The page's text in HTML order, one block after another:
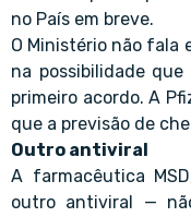
no País em breve.
O Ministério não fala
na possibilidade
primeiro acordo. A
que a previsão de
Outro antiviral
A farmacêutica
outro antiviral —